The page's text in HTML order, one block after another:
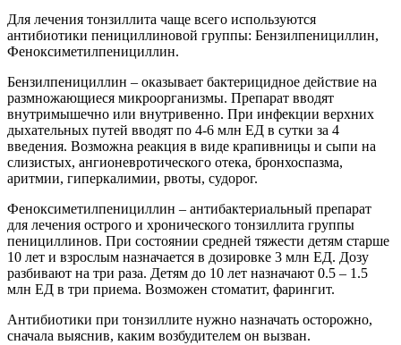
Для лечения тонзиллита чаще всего используются
антибиотики пенициллиновой группы: Бензилпенициллин,
Феноксиметилпенициллин.
Бензилпенициллин – оказывает бактерицидное действие на
размножающиеся микроорганизмы. Препарат вводят
внутримышечно или внутривенно. При инфекции верхних
дыхательных путей вводят по 4-6 млн ЕД в сутки за 4
введения. Возможна реакция в виде крапивницы и сыпи на
слизистых, ангионевротического отека, бронхоспазма,
аритмии, гиперкалимии, рвоты, судорог.
Феноксиметилпенициллин – антибактериальный препарат
для лечения острого и хронического тонзиллита группы
пенициллинов. При состоянии средней тяжести детям старше
10 лет и взрослым назначается в дозировке 3 млн ЕД. Дозу
разбивают на три раза. Детям до 10 лет назначают 0.5 – 1.5
млн ЕД в три приема. Возможен стоматит, фарингит.
Антибиотики при тонзиллите нужно назначать осторожно,
сначала выяснив, каким возбудителем он вызван.